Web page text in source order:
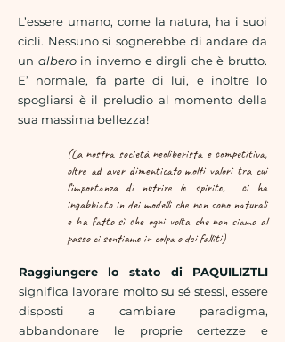
L’essere umano, come la natura, ha i suoi
cicli. Nessuno si sognerebbe di andare da
un alberoin inverno e dirgli che è brutto.
E’ normale, fa parte di lui, e inoltre lo
spogliarsi è il preludio al momento della
sua massima bellezza!
(La nostra società neoliberista e competitiva,
oltre ad aver dimenticato molti valori tra cui
l’importanza di nutrire lo spirito, ci ha
ingabbiato in dei modelli che non sono naturali
e ha fatto sì che ogni volta che non siamo al
passo ci sentiamo in colpa o dei falliti)
Raggiungere lo stato di PAQUILIZTLI
significa lavorare molto su sé stessi, essere
disposti a cambiare paradigma,
abbandonare le proprie certezze e